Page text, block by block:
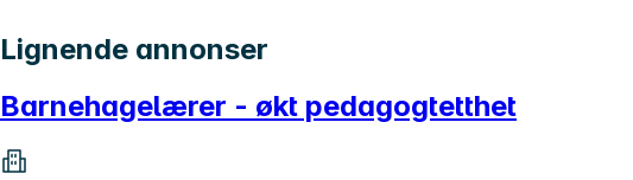
Lignende annonser
Barnehagelærer - økt pedagogtetthet